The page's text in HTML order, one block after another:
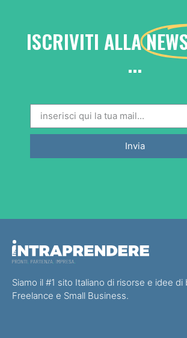
ISCRIVITI ALLA
...
Invia
Siamo il #1 sito Italiano di risorse e idee
Freelance e Small Business.